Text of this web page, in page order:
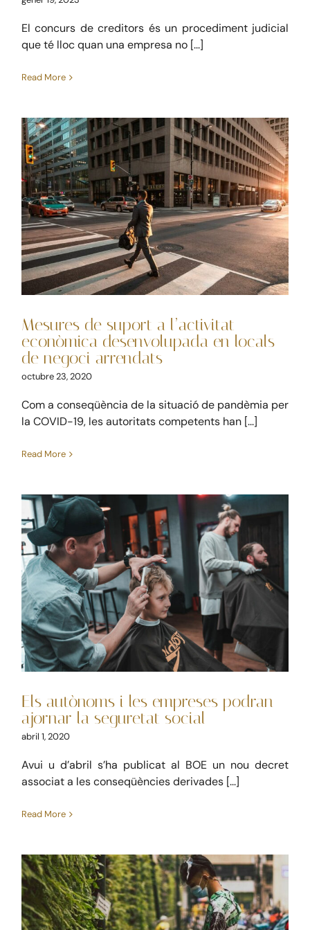
El concurs de creditors és un procediment judicial
que té lloc quan una empresa no [...]
Read More
Mesures de suport a
l’activitat econòmica
desenvolupada en locals
de negoci arrendats
Mercantil Noticies
Mesures de suport a l’activitat
econòmica desenvolupada en locals
de negoci arrendats
octubre 23, 2020
Com a conseqüència de la situació de pandèmia per
la COVID-19, les autoritats competents han [...]
Read More
Els autònoms i les
empreses podran ajornar la
seguretat social
Laboral Mercantil Noticies
Els autònoms i les empreses podran
ajornar la seguretat social
abril 1, 2020
Avui u d’abril s’ha publicat al BOE un nou decret
associat a les conseqüències derivades [...]
Read More